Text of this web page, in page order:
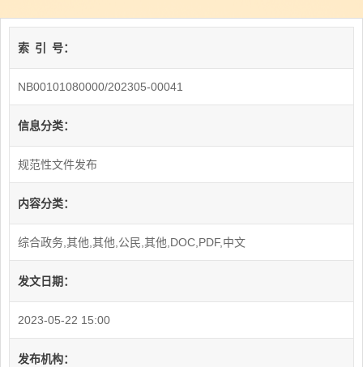
索 引 号：
NB00101080000/202305-00041
信息分类：
规范性文件发布
内容分类：
综合政务,其他,其他,公民,其他,DOC,PDF,中文
发文日期：
2023-05-22 15:00
发布机构：